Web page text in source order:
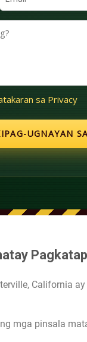
(Kinakailangan)
sa Privacy
California
mga pinsala